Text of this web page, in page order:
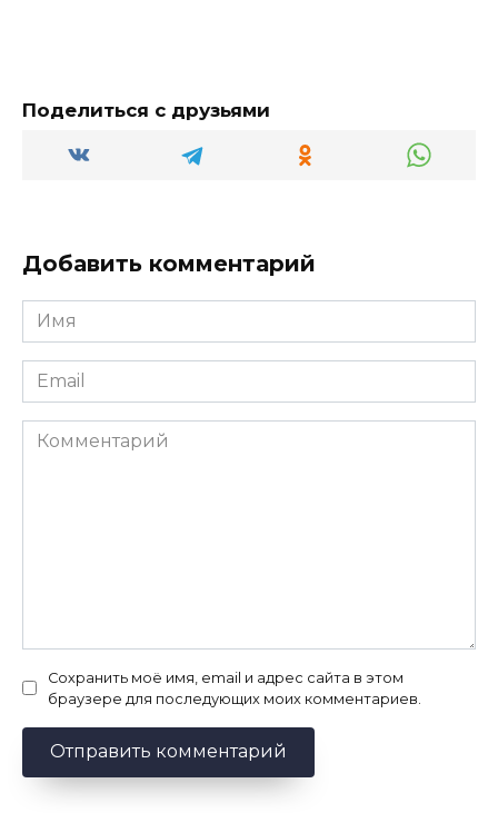
Поделиться с друзьями
Добавить комментарий
Имя
*
Email
*
Комментарий
Сохранить моё имя, email и адрес сайта в этом
браузере для последующих моих комментариев.